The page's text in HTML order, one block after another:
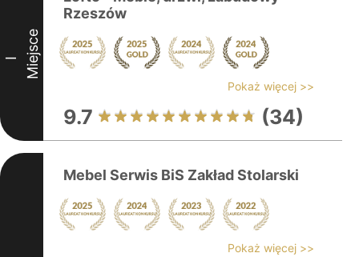
I Miejsce
Rzeszów
Pokaż więcej >>
9.7 (34)
Mebel Serwis BiS Zakład Stolarski
Pokaż więcej >>